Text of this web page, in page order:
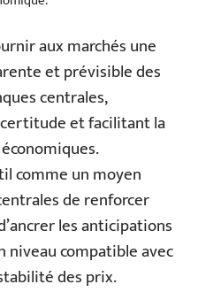
aux marchés une
et prévisible des
centrales,
et facilitant la
comme un moyen
de renforcer
les anticipations
niveau compatible avec
des prix.